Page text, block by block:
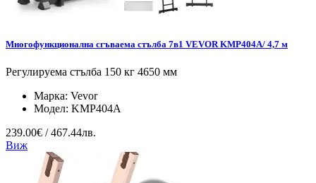
Многофункционална сгъваема стълба 7в1 VEVOR KMP404A/ 4,7 м
Регулируема стълба 150 кг 4650 мм
Марка: Vevor
Модел: KMP404A
239.00€ / 467.44лв.
Виж